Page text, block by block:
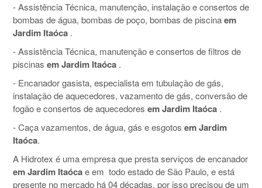
- Assistência Técnica, manutenção, instalação e consertos de
bombas de água, bombas de poço, bombas de piscinaem
Jardim Itaóca .
- Assistência Técnica, manutenção e consertos de filtros de
piscinas em Jardim Itaóca .
- Encanador gasista, especialista em tubulação de gás,
instalação de aquecedores, vazamento de gás, conversão de
fogão e consertos de aquecedores em Jardim Itaóca .
- Caça vazamentos, de água, gás e esgotos em Jardim
Itaóca.
A Hidrotex é uma empresa que presta serviços de encanador
em Jardim Itaócae em todo estado de São Paulo, e está
presente no mercado há 04 décadas, por isso precisou de um